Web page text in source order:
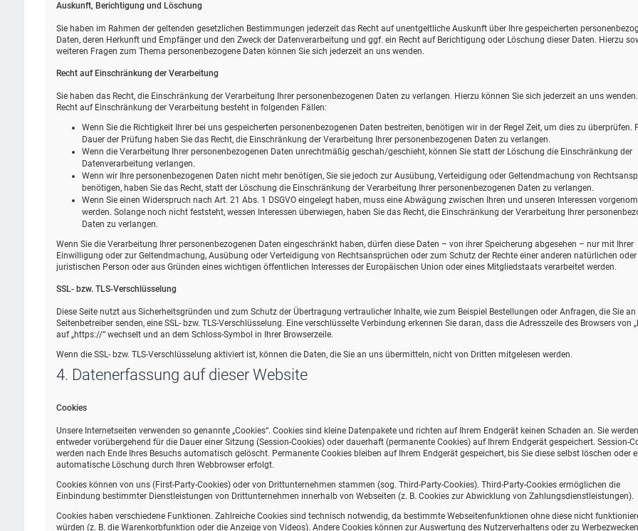
Auskunft, Berichtigung und Löschung
Sie haben im Rahmen der geltenden gesetzlichen Bestimmungen jederzeit das Recht auf unentgeltliche Auskunft über Ihre gespeicherten
Daten, deren Herkunft und Empfänger und den Zweck der Datenverarbeitung und ggf. ein Recht auf Berichtigung oder Löschung dieser Daten. Hierzu
weiteren Fragen zum Thema personenbezogene Daten können Sie sich jederzeit an uns wenden.
Recht auf Einschränkung der Verarbeitung
Sie haben das Recht, die Einschränkung der Verarbeitung Ihrer personenbezogenen Daten zu verlangen. Hierzu können Sie sich jederzeit an uns
Recht auf Einschränkung der Verarbeitung besteht in folgenden Fällen:
Wenn Sie die Richtigkeit Ihrer bei uns gespeicherten personenbezogenen Daten bestreiten, benötigen wir in der Regel Zeit, um dies zu überprüfen.
Dauer der Prüfung haben Sie das Recht, die Einschränkung der Verarbeitung Ihrer personenbezogenen Daten zu verlangen.
Wenn die Verarbeitung Ihrer personenbezogenen Daten unrechtmäßig geschah/geschieht, können Sie statt der Löschung die Einschränkung der
Datenverarbeitung verlangen.
Wenn wir Ihre personenbezogenen Daten nicht mehr benötigen, Sie sie jedoch zur Ausübung, Verteidigung oder Geltendmachung von
benötigen, haben Sie das Recht, statt der Löschung die Einschränkung der Verarbeitung Ihrer personenbezogenen Daten zu verlangen.
Wenn Sie einen Widerspruch nach Art. 21 Abs. 1 DSGVO eingelegt haben, muss eine Abwägung zwischen Ihren und unseren Interessen
werden. Solange noch nicht feststeht, wessen Interessen überwiegen, haben Sie das Recht, die Einschränkung der Verarbeitung Ihrer
Daten zu verlangen.
Wenn Sie die Verarbeitung Ihrer personenbezogenen Daten eingeschränkt haben, dürfen diese Daten – von ihrer Speicherung abgesehen – nur mit Ihrer
Einwilligung oder zur Geltendmachung, Ausübung oder Verteidigung von Rechtsansprüchen oder zum Schutz der Rechte einer anderen natürlichen oder
juristischen Person oder aus Gründen eines wichtigen öffentlichen Interesses der Europäischen Union oder eines Mitgliedstaats verarbeitet werden.
SSL- bzw. TLS-Verschlüsselung
Diese Seite nutzt aus Sicherheitsgründen und zum Schutz der Übertragung vertraulicher Inhalte, wie zum Beispiel Bestellungen oder Anfragen, die Sie
Seitenbetreiber senden, eine SSL- bzw. TLS-Verschlüsselung. Eine verschlüsselte Verbindung erkennen Sie daran, dass die Adresszeile des Browsers von
auf „https://“ wechselt und an dem Schloss-Symbol in Ihrer Browserzeile.
Wenn die SSL- bzw. TLS-Verschlüsselung aktiviert ist, können die Daten, die Sie an uns übermitteln, nicht von Dritten mitgelesen werden.
4. Datenerfassung auf dieser Website
Cookies
Unsere Internetseiten verwenden so genannte „Cookies“. Cookies sind kleine Datenpakete und richten auf Ihrem Endgerät keinen Schaden an. Sie werden
entweder vorübergehend für die Dauer einer Sitzung (Session-Cookies) oder dauerhaft (permanente Cookies) auf Ihrem Endgerät gespeichert. Session-
werden nach Ende Ihres Besuchs automatisch gelöscht. Permanente Cookies bleiben auf Ihrem Endgerät gespeichert, bis Sie diese selbst löschen oder
automatische Löschung durch Ihren Webbrowser erfolgt.
Cookies können von uns (First-Party-Cookies) oder von Drittunternehmen stammen (sog. Third-Party-Cookies). Third-Party-Cookies ermöglichen die
Einbindung bestimmter Dienstleistungen von Drittunternehmen innerhalb von Webseiten (z. B. Cookies zur Abwicklung von Zahlungsdienstleistungen).
Cookies haben verschiedene Funktionen. Zahlreiche Cookies sind technisch notwendig, da bestimmte Webseitenfunktionen ohne diese nicht
würden (z. B. die Warenkorbfunktion oder die Anzeige von Videos). Andere Cookies können zur Auswertung des Nutzerverhaltens oder zu Werbezwecken